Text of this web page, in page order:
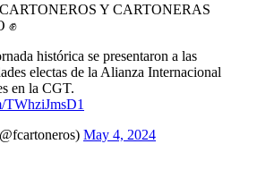
Y CARTONERAS
✊
histórica se presentaron a las
electas de la Alianza Internacional
en la CGT.
TWhziJmsD1
May 4, 2024